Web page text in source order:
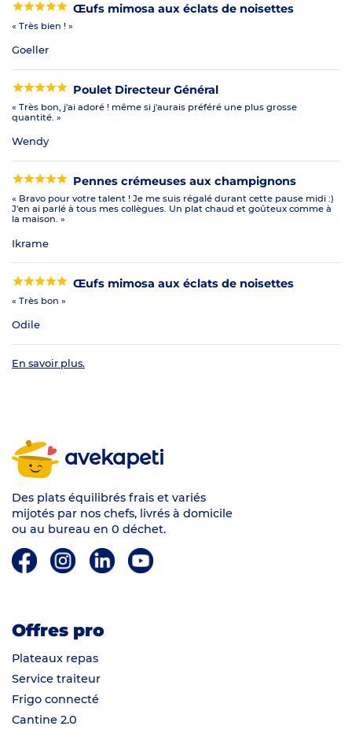
Œufs mimosa aux éclats de noisettes
« Très bien ! »
Goeller
Poulet Directeur Général
« Très bon, j'ai adoré ! même si j'aurais préféré une plus grosse
quantité. »
Wendy
Pennes crémeuses aux champignons
« Bravo pour votre talent ! Je me suis régalé durant cette pause midi :)
J'en ai parlé à tous mes collègues. Un plat chaud et goûteux comme à
la maison. »
Ikrame
Œufs mimosa aux éclats de noisettes
« Très bon »
Odile
En savoir plus.
avekapeti
Des plats équilibrés frais et variés
mijotés par nos chefs, livrés à domicile
ou au bureau en 0 déchet.
Offres pro
Plateaux repas
Service traiteur
Frigo connecté
Cantine 2.0